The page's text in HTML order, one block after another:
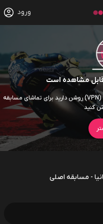
ورود
قابل مشاهده است
آی پی شما خارج از ایران است اگر فیلتر شکن (VPN) روشن دارید برای تماشای مسابقه
کنید
- مسابقه اصلی